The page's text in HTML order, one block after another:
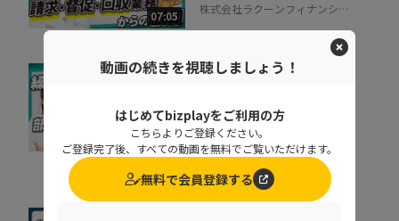
07:05
株式会社ラクーンフィナンシャ
07:52
くのか？質問対応の時間
をゼロにする方法
NDIソリューションズ株式会社
動画の続きを視聴しましょう！
はじめてbizplayをご利用の方
こちらよりご登録ください。
ご登録完了後、すべての動画を無料でご覧いただけます。
無料で会員登録する